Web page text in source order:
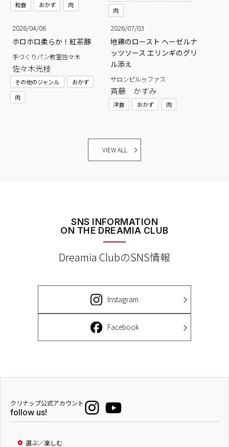
和食 おかず 肉
肉
2026/04/06
ホロホロ柔らか！紅茶豚
手づくりパン教室佐々木
佐々木光枝
その他のジャンル
おかず
肉
2026/07/03
地鶏のロースト ヘーゼルナ
ッツソース エリンギのグリ
ル添え
サロンピルゥファス
斉藤 かすみ
洋食 おかず 肉
VIEW ALL
SNS INFORMATION
ON THE DREAMIA CLUB
Dreamia ClubのSNS情報
Instagram
Facebook
クリナップ公式アカウント
follow us!
選ぶ／楽しむ